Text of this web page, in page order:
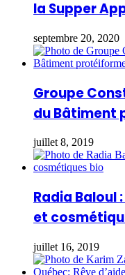
la Supper
septembre 20, 2020
Groupe
du Bâtiment
juillet 8, 2019
Radia Baloul
et
juillet 16, 2019